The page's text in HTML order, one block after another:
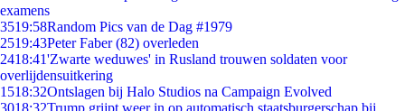
examens
3519:58Random Pics van de Dag #1979
2519:43Peter Faber (82) overleden
2418:41'Zwarte weduwes' in Rusland trouwen soldaten voor
overlijdensuitkering
1518:32Ontslagen bij Halo Studios na Campaign Evolved
3018:32Trump grijpt weer in op automatisch staatsburgerschap bij